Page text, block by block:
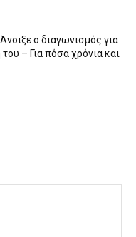
ο διαγωνισμός για
– Για πόσα χρόνια και